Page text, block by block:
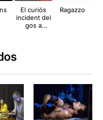
El curiós
incident del
gos a
Ragazzo